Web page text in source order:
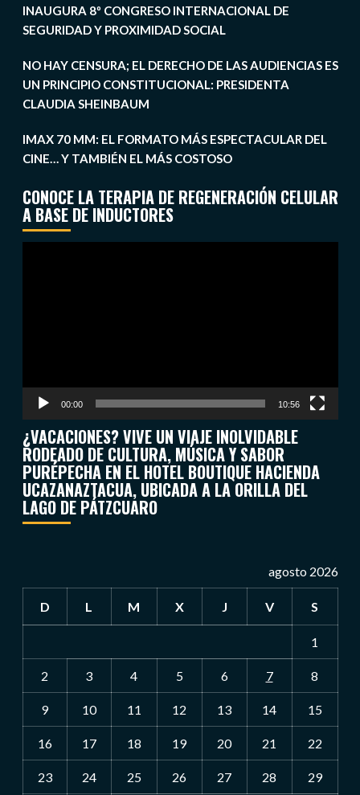
INAUGURA 8º CONGRESO INTERNACIONAL DE
SEGURIDAD Y PROXIMIDAD SOCIAL
NO HAY CENSURA; EL DERECHO DE LAS AUDIENCIAS ES
UN PRINCIPIO CONSTITUCIONAL: PRESIDENTA
CLAUDIA SHEINBAUM
IMAX 70 MM: EL FORMATO MÁS ESPECTACULAR DEL
CINE… Y TAMBIÉN EL MÁS COSTOSO
CONOCE LA TERAPIA DE REGENERACIÓN CELULAR
A BASE DE INDUCTORES
00:00 10:56
¿VACACIONES? VIVE UN VIAJE INOLVIDABLE
RODEADO DE CULTURA, MÚSICA Y SABOR
PURÉPECHA EN EL HOTEL BOUTIQUE HACIENDA
UCAZANAZTACUA, UBICADA A LA ORILLA DEL
LAGO DE PÁTZCUARO
agosto 2026
D L M X J V S
1
2 3 4 5 6 7 8
9 10 11 12 13 14 15
16 17 18 19 20 21 22
23 24 25 26 27 28 29